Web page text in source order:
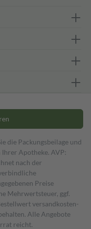
die Packungsbeilage und
Apotheke. AVP:
nach der
Preise
Mehrwertsteuer, ggf.
versand­kosten­
Alle Angebote
reicht.